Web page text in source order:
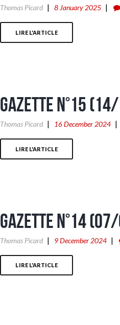
Thomas Picard 8 January 2025
LIRE L'ARTICLE
Gazette n°15
Thomas Picard 16 December 2024
LIRE L'ARTICLE
Gazette n°14
Thomas Picard 9 December 2024
LIRE L'ARTICLE